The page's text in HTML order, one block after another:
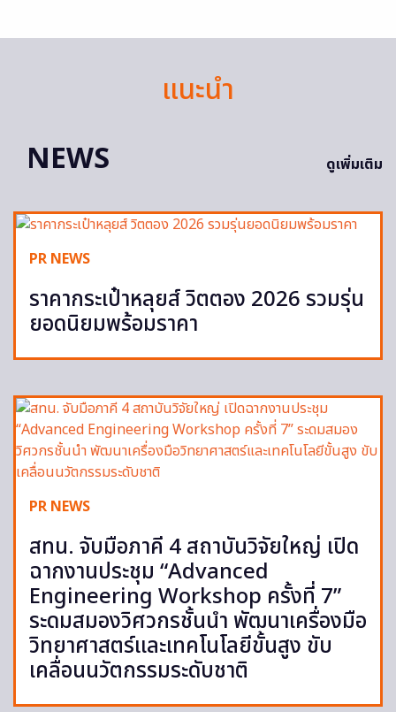
แนะนำ
NEWS
ดูเพิ่มเติม
PR NEWS
ราคากระเป๋าหลุยส์ วิตตอง 2026 รวมรุ่น
ยอดนิยมพร้อมราคา
PR NEWS
สทน. จับมือภาคี 4 สถาบันวิจัยใหญ่ เปิด
ฉากงานประชุม “Advanced
Engineering Workshop ครั้งที่ 7”
ระดมสมองวิศวกรชั้นนำ พัฒนาเครื่องมือ
วิทยาศาสตร์และเทคโนโลยีขั้นสูง ขับ
เคลื่อนนวัตกรรมระดับชาติ